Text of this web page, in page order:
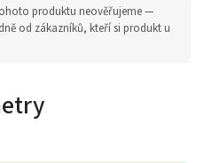
produktu neověřujeme —
od zákazníků, kteří si produkt u